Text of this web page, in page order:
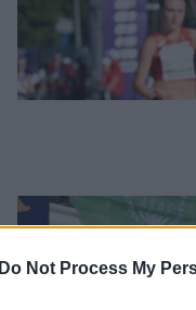
Do Not Process My